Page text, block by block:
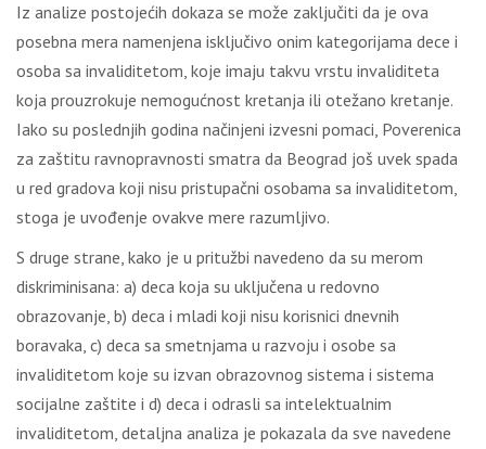
Iz analize postojećih dokaza se može zaključiti da je ova
posebna mera namenjena isključivo onim kategorijama dece i
osoba sa invaliditetom, koje imaju takvu vrstu invaliditeta
koja prouzrokuje nemogućnost kretanja ili otežano kretanje.
Iako su poslednjih godina načinjeni izvesni pomaci, Poverenica
za zaštitu ravnopravnosti smatra da Beograd još uvek spada
u red gradova koji nisu pristupačni osobama sa invaliditetom,
stoga je uvođenje ovakve mere razumljivo.
S druge strane, kako je u pritužbi navedeno da su merom
diskriminisana: a) deca koja su uključena u redovno
obrazovanje, b) deca i mladi koji nisu korisnici dnevnih
boravaka, c) deca sa smetnjama u razvoju i osobe sa
invaliditetom koje su izvan obrazovnog sistema i sistema
socijalne zaštite i d) deca i odrasli sa intelektualnim
invaliditetom, detaljna analiza je pokazala da sve navedene